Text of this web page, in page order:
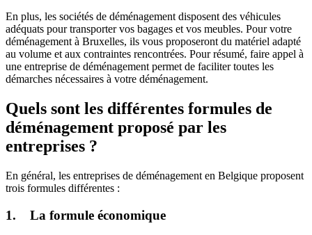
En plus, les sociétés de déménagement disposent des véhicules
adéquats pour transporter vos bagages et vos meubles. Pour votre
déménagement à Bruxelles, ils vous proposeront du matériel adapté
au volume et aux contraintes rencontrées. Pour résumé, faire appel à
une entreprise de déménagement permet de faciliter toutes les
démarches nécessaires à votre déménagement.
Quels sont les différentes formules de
déménagement proposé par les
entreprises ?
En général, les entreprises de déménagement en Belgique proposent
trois formules différentes :
1. La formule économique